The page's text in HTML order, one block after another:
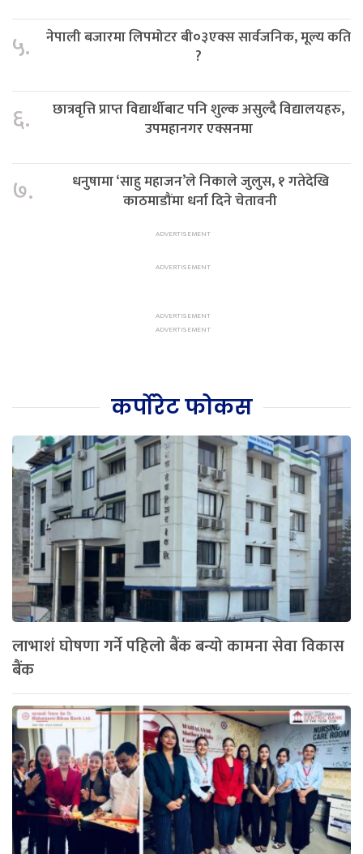
५.
नेपाली बजारमा लिपमोटर बी०३एक्स सार्वजनिक, मूल्य कति
?
६.
छात्रवृत्ति प्राप्त विद्यार्थीबाट पनि शुल्क असुल्दै विद्यालयहरु,
उपमहानगर एक्सनमा
७.
धनुषामा ‘साहु महाजन’ले निकाले जुलुस, १ गतेदेखि
काठमाडौंमा धर्ना दिने चेतावनी
कर्पोरेट फोकस
लाभाशं घोषणा गर्ने पहिलो बैंक बन्यो कामना सेवा विकास
बैंक